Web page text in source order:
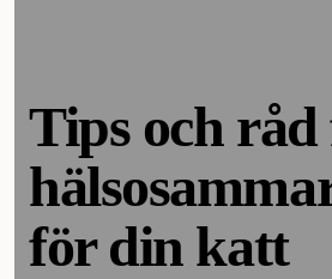
Tips och råd
för din katt